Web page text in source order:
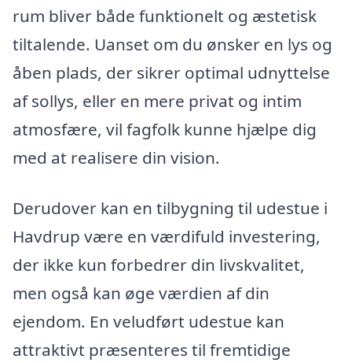
rum bliver både funktionelt og æstetisk
tiltalende. Uanset om du ønsker en lys og
åben plads, der sikrer optimal udnyttelse
af sollys, eller en mere privat og intim
atmosfære, vil fagfolk kunne hjælpe dig
med at realisere din vision.
Derudover kan en tilbygning til udestue i
Havdrup være en værdifuld investering,
der ikke kun forbedrer din livskvalitet,
men også kan øge værdien af din
ejendom. En veludført udestue kan
attraktivt præsenteres til fremtidige